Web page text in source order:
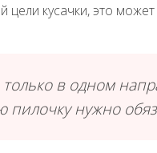
цели кусачки, это
в одном
пилочку нужно